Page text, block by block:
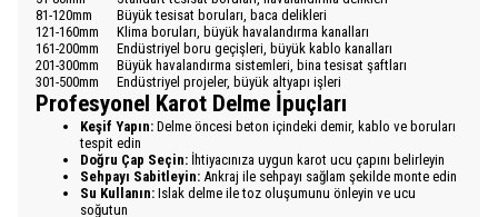
81-120mm
Büyük tesisat boruları, baca delikleri
121-160mm
Klima boruları, büyük havalandırma kanalları
161-200mm
Endüstriyel boru geçişleri, büyük kablo kanalları
201-300mm
Büyük havalandırma sistemleri, bina tesisat şaftları
301-500mm
Endüstriyel projeler, büyük altyapı işleri
Profesyonel Karot Delme İpuçları
Keşif Yapın: Delme öncesi beton içindeki demir, kablo ve boruları
tespit edin
Doğru Çap Seçin: İhtiyacınıza uygun karot ucu çapını belirleyin
Sehpayı Sabitleyin: Ankraj ile sehpayı sağlam şekilde monte edin
Su Kullanın: Islak delme ile toz oluşumunu önleyin ve ucu
soğutun